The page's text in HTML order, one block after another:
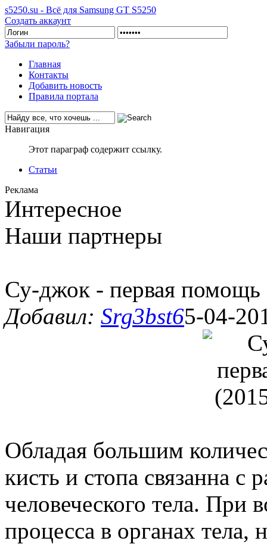
s5250.su - Всё для Samsung GT S5250
Создать аккаунт
Забыли пароль?
Главная
Контакты
Добавить новость
Правила портала
Навигация
Этот параграф содержит ссылку.
Статьи
Реклама
Интересное
Наши партнеры
Су-джок - первая
Добавил: Srg3bst65-04-
Обладая большим
кисть и стопа связанна с
человеческого тела. При
процесса в органах тела,